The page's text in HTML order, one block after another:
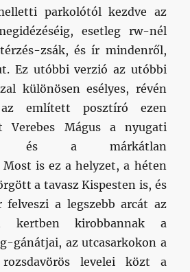
parkolótól kezdve az
esetleg rw-nél
zsák, és ír mindenről,
Ez utóbbi verzió az utóbbi
különösen esélyes, révén
említett posztíró ezen
Verebes Mágus a nyugati
és a márkátlan
Most is ez a helyzet, a héten
a tavasz Kispesten is, és
felveszi a legszebb arcát az
kertben kirobbannak a
gánátjai, az utcasarkokon a
rozsdavörös levelei közt a